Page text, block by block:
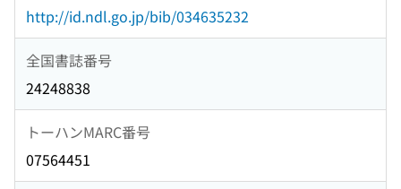
http://id.ndl.go.jp/bib/034635232
全国書誌番号
24248838
トーハンMARC番号
07564451